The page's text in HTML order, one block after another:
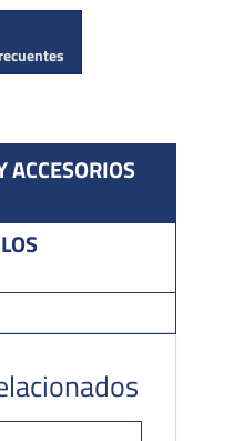
ACCESORIOS